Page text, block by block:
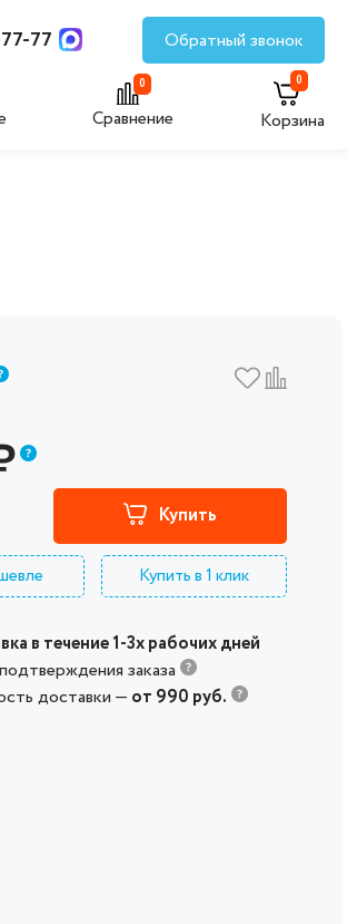
77 Обратный звонок
0
Сравнение
0
Корзина
Купить
Купить в 1 клик
в течение 1-3х рабочих дней
заказа
доставки — от 990 руб.